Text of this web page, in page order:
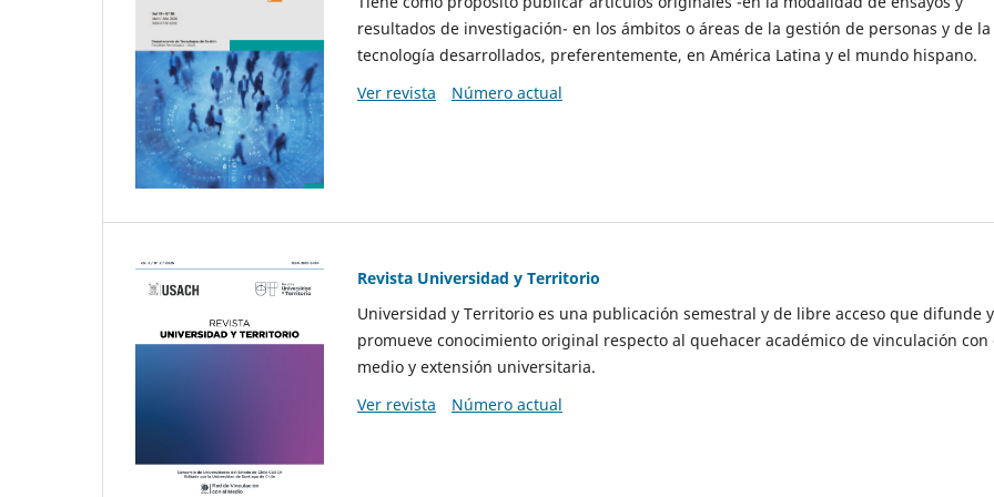
resultados de investigación- en los ámbitos o áreas de la gestión de personas y de la
tecnología desarrollados, preferentemente, en América Latina y el mundo hispano.
Ver revista
Número actual
Revista Universidad y Territorio
Universidad y Territorio es una publicación semestral y de libre acceso que difunde y
promueve conocimiento original respecto al quehacer académico de vinculación con
medio y extensión universitaria.
Ver revista
Número actual